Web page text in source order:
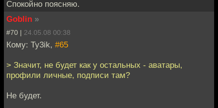
Спокойно поясняю.
Goblin »
#70 | 24.05.08 00:38
Кому: Ty3ik, #65
> Значит, не будет как у остальных - аватары,
профили личные, подписи там?
Не будет.